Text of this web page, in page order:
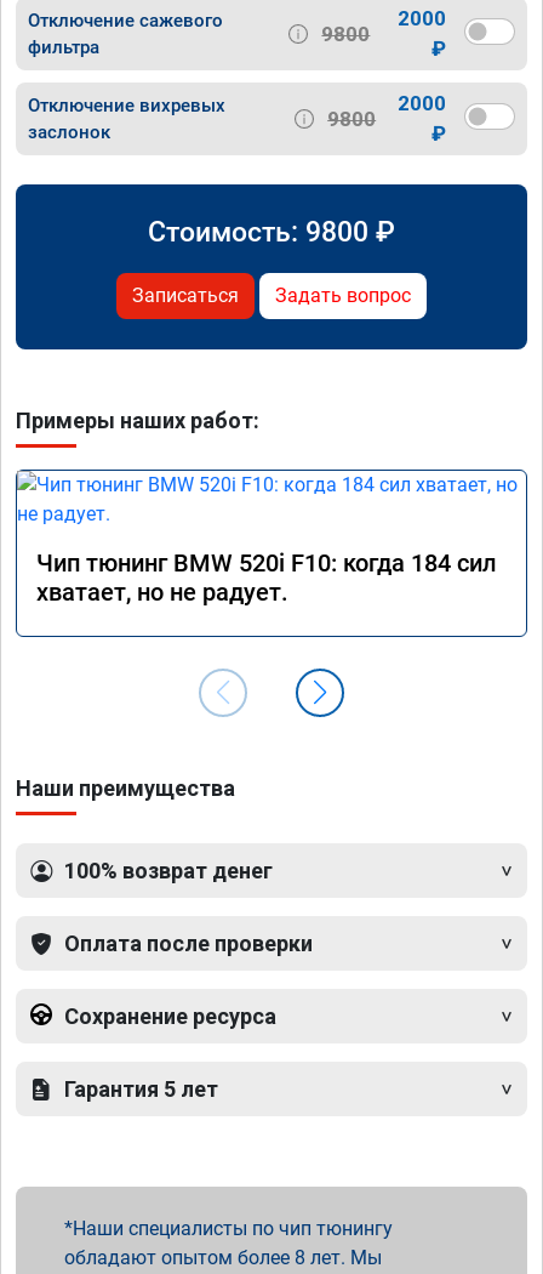
Отключение сажевого
фильтра
9800
2000
₽
Отключение вихревых
заслонок
9800
2000
₽
Стоимость: 9800 ₽
Записаться Задать вопрос
Примеры наших работ:
Чип тюнинг BMW 520i F10: когда 184 сил
хватает, но не радует.
Наши преимущества
100% возврат денег
Оплата после проверки
Сохранение ресурса
Гарантия 5 лет
Наши специалисты по чип тюнингу
обладают опытом более 8 лет. Мы